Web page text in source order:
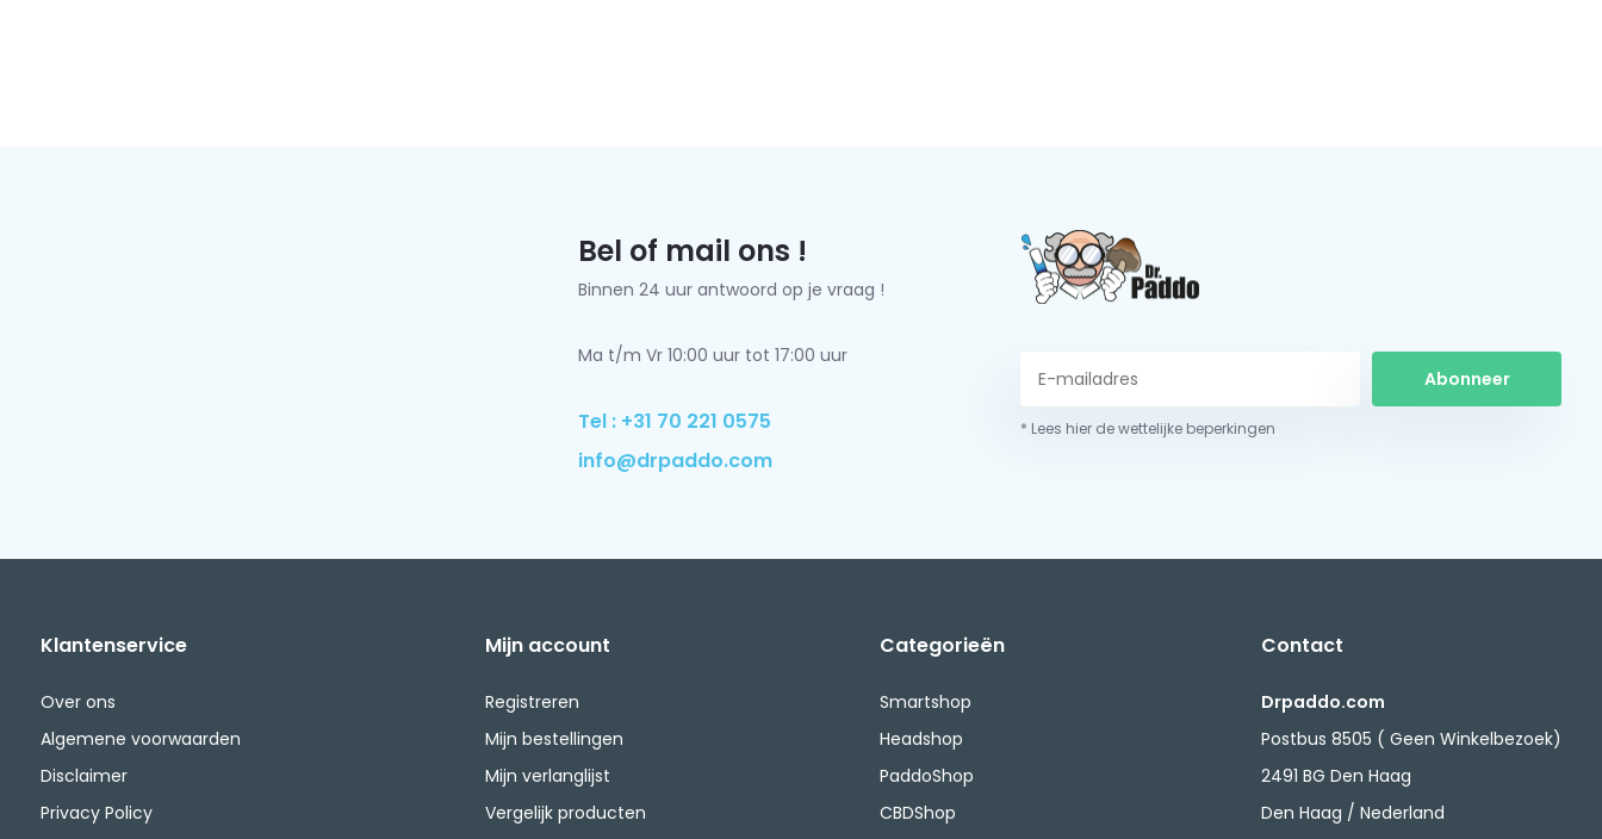
Bel of mail ons !
Binnen 24 uur antwoord op je vraag !
Ma t/m Vr 10:00 uur tot 17:00 uur
Tel : +31 70 221 0575
info@drpaddo.com
Abonneer
* Lees hier de wettelijke beperkingen
Klantenservice
Over ons
Algemene voorwaarden
Disclaimer
Privacy Policy
Mijn account
Registreren
Mijn bestellingen
Mijn verlanglijst
Vergelijk producten
Categorieën
Smartshop
Headshop
PaddoShop
CBDShop
Contact
Drpaddo.com
Postbus 8505 ( Geen Winkelbezoek)
2491 BG Den Haag
Den Haag / Nederland